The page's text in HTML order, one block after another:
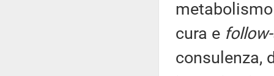
cura e
consulenza,